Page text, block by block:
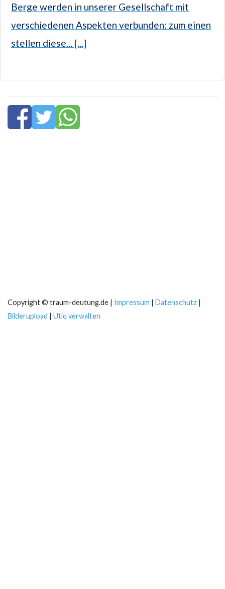
Berge werden in unserer Gesellschaft mit
verschiedenen Aspekten verbunden: zum einen
stellen diese... [...]
Copyright © traum-deutung.de | Impressum | Datenschutz |
Bilderupload | Utiq verwalten